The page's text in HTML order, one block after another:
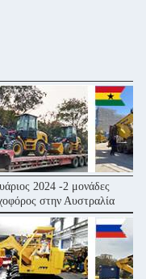
2024 -2 μονάδες
στην Αυστραλία